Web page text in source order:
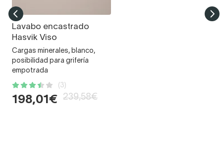
Lavabo encastrado
Hasvik Viso
Cargas minerales, blanco,
posibilidad para grifería
empotrada
(3)
198,01€ 239,58€